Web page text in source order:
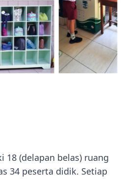
18 (delapan belas) ruang
34 peserta didik. Setiap